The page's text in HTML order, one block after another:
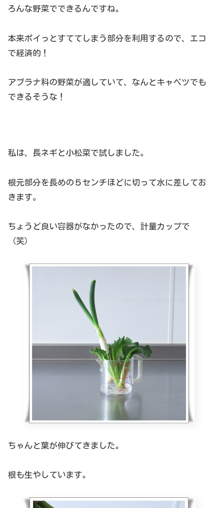
ろんな野菜でできるんですね。
本来ポイっとすててしまう部分を利用するので、エコ
で経済的！
アブラナ科の野菜が適していて、なんとキャベツでも
できるそうな！
私は、長ネギと小松菜で試しました。
根元部分を長めの５センチほどに切って水に差してお
きます。
ちょうど良い容器がなかったので、計量カップで
（笑）
ちゃんと葉が伸びてきました。
根も生やしています。